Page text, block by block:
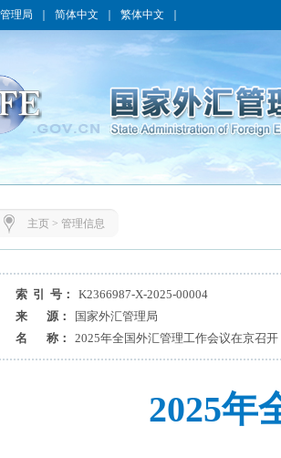
理局 简体中文 繁体中文
主页> 管理信息
索 引 号：
K2366987-X-2025-00004
来 源：
国家外汇管理局
名 称：
2025年全国外汇管理工作会议在京召开
2025年